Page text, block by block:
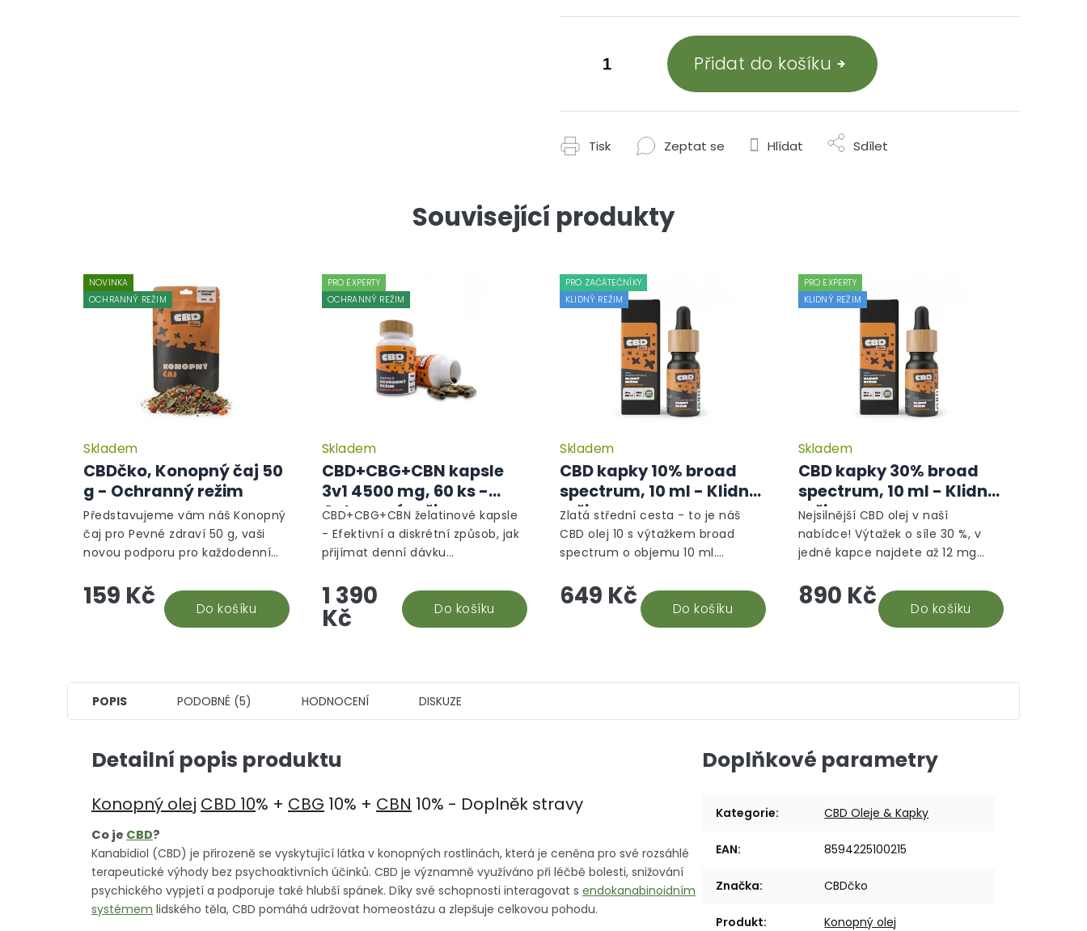
Přidat do košíku
Tisk Zeptat se Hlídat Sdílet
Související produkty
NOVINKA
OCHRANNÝ REŽIM
CBDčko, Konopný čaj 50
g - Ochranný režim
Skladem
159 Kč Do košíku
Představujeme vám náš Konopný
čaj pro Pevné zdraví 50 g, vaši
novou podporu pro každodenní
směs bylin vám pomůže posílit
imunitu a udržet tělo v...
PRO EXPERTY
OCHRANNÝ REŽIM
CBD+CBG+CBN kapsle
3v1 4500 mg, 60 ks -
Ochranný režim
Skladem
1 390
Kč Do košíku
CBD+CBG+CBN želatinové kapsle
- Efektivní a diskrétní způsob, jak
přijímat denní dávku
obsahuje 1500 mg CBD, 1500 mg
CBG a 1500 mg...
PRO ZAČÁTEČNÍKY
KLIDNÝ REŽIM
CBD kapky 10% broad
spectrum, 10 ml - Klidný
režim
Skladem
649 Kč Do košíku
Zlatá střední cesta - to je náš
CBD olej 10 s výtažkem broad
spectrum o objemu 10 ml.
stravy, který vám efektivně
pomůže. Snadná aplikace a...
PRO EXPERTY
KLIDNÝ REŽIM
CBD kapky 30% broad
spectrum, 10 ml - Klidný
režim
Skladem
890 Kč Do košíku
Nejsilnější CBD olej v naší
nabídce! Výtažek o síle 30 %, v
jedné kapce najdete až 12 mg
stálých odběratelů 30% CBD oleje,
vyhodnocujeme tento...
POPIS PODOBNÉ (5) HODNOCENÍ DISKUZE
Detailní popis produktu
Konopný olej CBD 10% + CBG 10% + CBN 10% - Doplněk stravy
Co je CBD?
Kanabidiol (CBD) je přirozeně se vyskytující látka v konopných rostlinách, která je ceněna pro své rozsáhlé
terapeutické výhody bez psychoaktivních účinků. CBD je významně využíváno při léčbě bolesti, snižování
psychického vypjetí a podporuje také hlubší spánek. Díky své schopnosti interagovat s endokanabinoidním
systémem lidského těla, CBD pomáhá udržovat homeostázu a zlepšuje celkovou pohodu.
Doplňkové parametry
Kategorie: CBD Oleje & Kapky
EAN: 8594225100215
Značka: CBDčko
Produkt: Konopný olej